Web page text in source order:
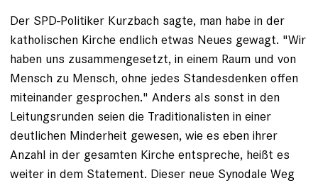
Der SPD-Politiker Kurzbach sagte, man habe in der
katholischen Kirche endlich etwas Neues gewagt. "Wir
haben uns zusammengesetzt, in einem Raum und von
Mensch zu Mensch, ohne jedes Standesdenken offen
miteinander gesprochen." Anders als sonst in den
Leitungsrunden seien die Traditionalisten in einer
deutlichen Minderheit gewesen, wie es eben ihrer
Anzahl in der gesamten Kirche entspreche, heißt es
weiter in dem Statement. Dieser neue Synodale Weg